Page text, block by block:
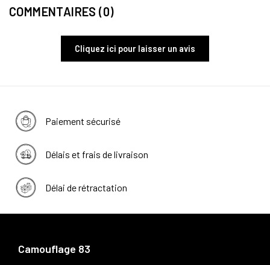
COMMENTAIRES (0)
Cliquez ici pour laisser un avis
Paiement sécurisé
Délais et frais de livraison
Délai de rétractation
Camouflage 83